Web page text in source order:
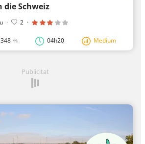
die Schweiz
· 2 ·
348 m 04h20 Medium
Publicitat